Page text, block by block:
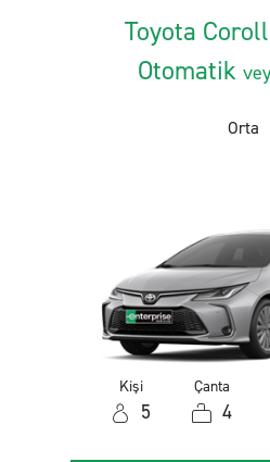
Toyota
Otomatik
Orta
Kişi
5
Çanta
4